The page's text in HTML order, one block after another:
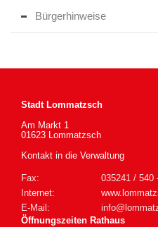
Bürgerhinweise
Stadt Lommatzsch
Am Markt 1
01623 Lommatzsch
Kontakt in die Verwaltung
Fax:
035241 / 540
Internet:
E-Mail:
Öffnungszeiten Rathaus